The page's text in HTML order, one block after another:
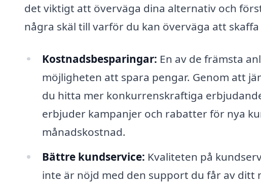
det viktigt att överväga dina alternativ och
några skäl till varför du kan överväga att
Kostnadsbesparingar: En av de främsta
möjligheten att spara pengar. Genom att
du hitta mer konkurrenskraftiga
erbjuder kampanjer och rabatter för nya
månadskostnad.
Bättre kundservice: Kvaliteten på
inte är nöjd med den support du får av